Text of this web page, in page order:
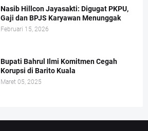
Nasib Hillcon Jayasakti: Digugat PKPU,
Gaji dan BPJS Karyawan Menunggak
Februari 15, 2026
Bupati Bahrul Ilmi Komitmen Cegah
Korupsi di Barito Kuala
Maret 05, 2025